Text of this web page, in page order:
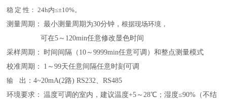
稳 定 性： 24h内≤±10%。
测量周期：
最小测量周期为30分钟，根据现场环境，
可在5～120min任意修改显色时间
采样周期：
时间间隔（ 10～9999min任意可调）和整点测量模式
校准周期：
1～99天任意间隔任意时刻可调
输
出：4~20mA(2路) RS232、RS485
环境要求：
温度可调的室内，建议温度+5～28℃；湿度≤90%（不结